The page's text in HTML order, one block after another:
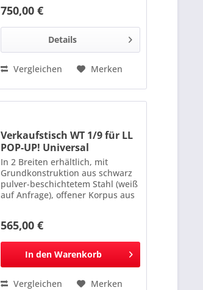
Dekoroberfläche für Tischplatte
und Korpus angeben.
750,00 €
Details
Vergleichen Merken
Verkaufstisch WT 1/9 für LL
POP-UP! Universal
In 2 Breiten erhältlich, mit
Grundkonstruktion aus schwarz
pulver-beschichtetem Stahl (weiß
auf Anfrage), offener Korpus aus
erhältlich. Maße: 873 x 930 x 550
565,00 €
In den Warenkorb
Vergleichen Merken